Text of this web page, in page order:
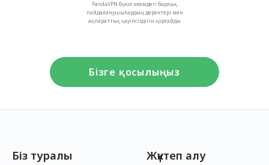
PandaVPN бүкіл әлемдегі барлық
пайдаланушылардың деректері мен
ақпараттық қауіпсіздігін қорғайды
Бізге қосылыңыз
Біз туралы Жүктеп алу